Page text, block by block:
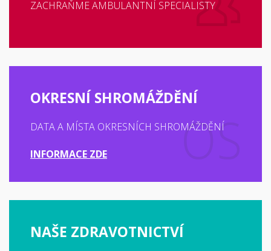
ZACHRAŇME AMBULANTNÍ SPECIALISTY
OKRESNÍ SHROMÁŽDĚNÍ
DATA A MÍSTA OKRESNÍCH SHROMÁŽDĚNÍ
INFORMACE ZDE
NAŠE ZDRAVOTNICTVÍ